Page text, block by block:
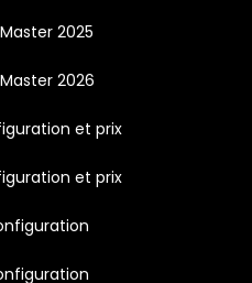
2025
2026
et prix
et prix